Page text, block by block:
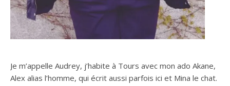
Je m’appelle Audrey, j’habite à Tours avec mon ado Akane,
Alex alias l’homme, qui écrit aussi parfois ici et Mina le chat.